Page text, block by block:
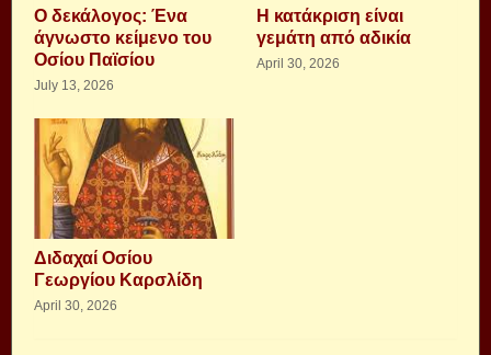
Ο δεκάλογος: Ένα
άγνωστο κείμενο του
Οσίου Παϊσίου
July 13, 2026
Η κατάκριση είναι
γεμάτη από αδικία
April 30, 2026
Διδαχαί Οσίου
Γεωργίου Καρσλίδη
April 30, 2026